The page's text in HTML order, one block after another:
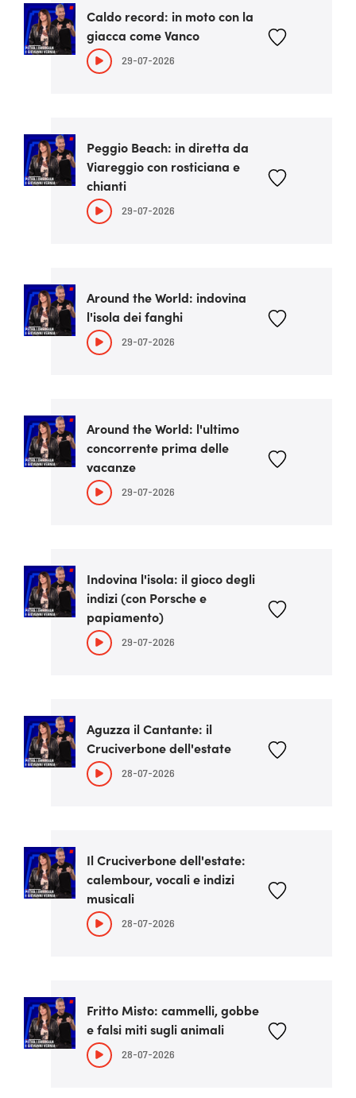
Caldo record: in moto con la
giacca come Vanco
29-07-2026
Peggio Beach: in diretta da
Viareggio con rosticiana e
chianti
29-07-2026
Around the World: indovina
l'isola dei fanghi
29-07-2026
Around the World: l'ultimo
concorrente prima delle
vacanze
29-07-2026
Indovina l'isola: il gioco degli
indizi (con Porsche e
papiamento)
29-07-2026
Aguzza il Cantante: il
Cruciverbone dell'estate
28-07-2026
Il Cruciverbone dell'estate:
calembour, vocali e indizi
musicali
28-07-2026
Fritto Misto: cammelli, gobbe
e falsi miti sugli animali
28-07-2026